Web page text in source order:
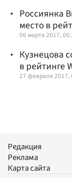
Россиянка
место в
06 марта 2017,
Кузнецова
в рейтинге
27 февраля 2017,
Редакция
Реклама
Карта сайта